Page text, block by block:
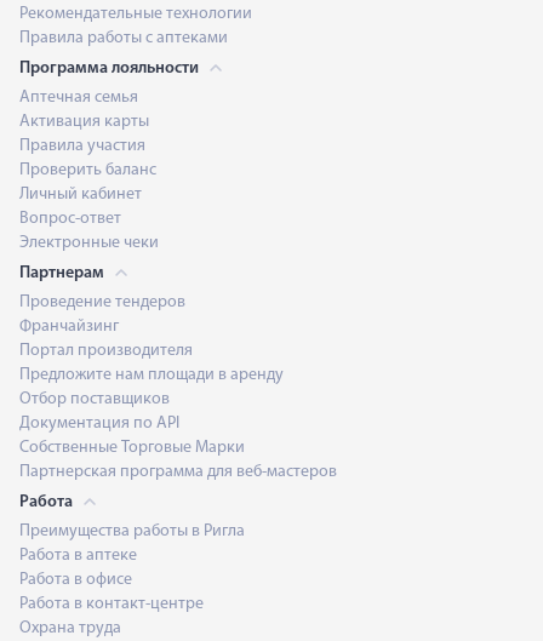
Рекомендательные технологии
Правила работы с аптеками
Программа лояльности
Аптечная семья
Активация карты
Правила участия
Проверить баланс
Личный кабинет
Вопрос-ответ
Электронные чеки
Партнерам
Проведение тендеров
Франчайзинг
Портал производителя
Предложите нам площади в аренду
Отбор поставщиков
Документация по API
Собственные Торговые Марки
Партнерская программа для веб-мастеров
Работа
Преимущества работы в Ригла
Работа в аптеке
Работа в офисе
Работа в контакт-центре
Охрана труда